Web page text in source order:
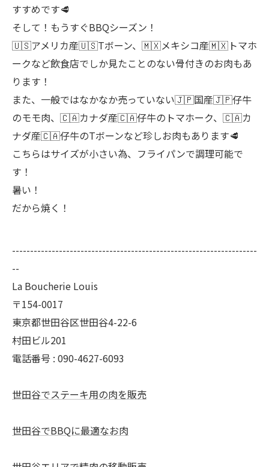
すすめです🥩
そして！もうすぐBBQシーズン！
🇺🇸アメリカ産🇺🇸Tボーン、🇲🇽メキシコ産🇲🇽トマホ
ークなど飲食店でしか見たことのない骨付きのお肉もあ
ります！
また、一般ではなかなか売っていない🇯🇵国産🇯🇵仔牛
のモモ肉、🇨🇦カナダ産🇨🇦仔牛のトマホーク、🇨🇦カ
ナダ産🇨🇦仔牛のTボーンなど珍しお肉もあります🥩
こちらはサイズが小さい為、フライパンで調理可能で
す！
暑い！
だから焼く！
--------------------------------------------------------------------
--
La Boucherie Louis
〒154-0017
東京都世田谷区世田谷4-22-6
村田ビル201
電話番号 : 090-4627-6093
世田谷でステーキ用の肉を販売
世田谷でBBQに最適なお肉